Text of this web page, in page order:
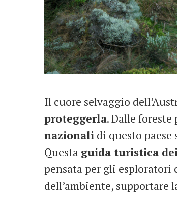
Il cuore selvaggio
proteggerla. Dalle
nazionali di questo
Questa guida turistica
pensata per gli esploratori
dell’ambiente, supportare